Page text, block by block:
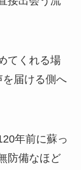
てくれる場
届ける側へ
年前に蘇っ
防備なほど